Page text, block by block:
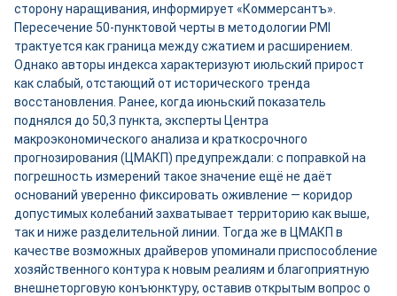
сторону наращивания, информирует «Коммерсантъ».
Пересечение 50-пунктовой черты в методологии PMI
трактуется как граница между сжатием и расширением.
Однако авторы индекса характеризуют июльский прирост
как слабый, отстающий от исторического тренда
восстановления. Ранее, когда июньский показатель
поднялся до 50,3 пункта, эксперты Центра
макроэкономического анализа и краткосрочного
прогнозирования (ЦМАКП) предупреждали: с поправкой на
погрешность измерений такое значение ещё не даёт
оснований уверенно фиксировать оживление — коридор
допустимых колебаний захватывает территорию как выше,
так и ниже разделительной линии. Тогда же в ЦМАКП в
качестве возможных драйверов упоминали приспособление
хозяйственного контура к новым реалиям и благоприятную
внешнеторговую конъюнктуру, оставив открытым вопрос о